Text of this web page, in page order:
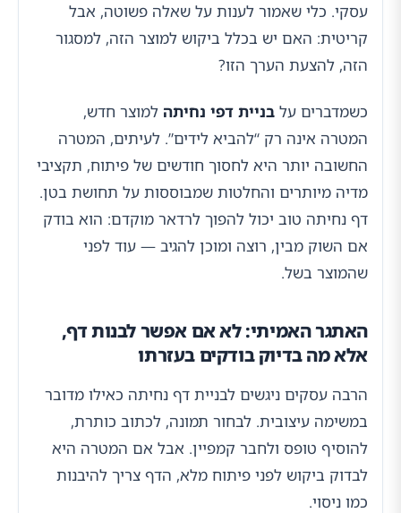
עסקי. כלי שאמור לענות על שאלה פשוטה, אבל
קריטית: האם יש בכלל ביקוש למוצר הזה, למסגור
הזה, להצעת הערך הזו?
כשמדברים על בניית דפי נחיתה למוצר חדש,
המטרה אינה רק “להביא לידים”. לעיתים, המטרה
החשובה יותר היא לחסוך חודשים של פיתוח, תקציבי
מדיה מיותרים והחלטות שמבוססות על תחושת בטן.
דף נחיתה טוב יכול להפוך לרדאר מוקדם: הוא בודק
אם השוק מבין, רוצה ומוכן להגיב — עוד לפני
שהמוצר בשל.
האתגר האמיתי: לא אם אפשר לבנות דף,
אלא מה בדיוק בודקים בעזרתו
הרבה עסקים ניגשים לבניית דף נחיתה כאילו מדובר
במשימה עיצובית. לבחור תמונה, לכתוב כותרת,
להוסיף טופס ולחבר קמפיין. אבל אם המטרה היא
לבדוק ביקוש לפני פיתוח מלא, הדף צריך להיבנות
כמו ניסוי.